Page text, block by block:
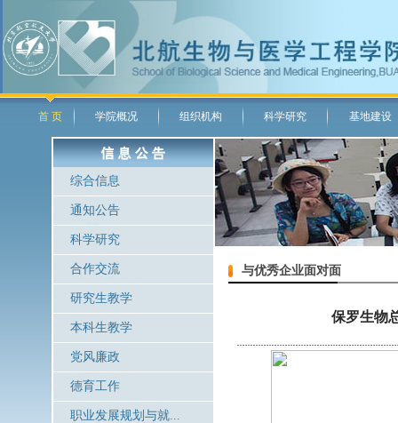
首 页 学院概况 组织机构 科学研究 基地建设
综合信息
通知公告
科学研究
合作交流
研究生教学
本科生教学
党风廉政
德育工作
职业发展规划与就...
与优秀企业面对面
保罗生物